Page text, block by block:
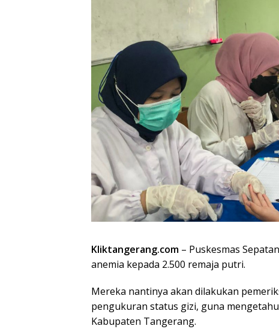
Kliktangerang.com – Puskesmas
anemia kepada 2.500 remaja putri.
Mereka nantinya akan dilakukan
pengukuran status gizi, guna
Kabupaten Tangerang.